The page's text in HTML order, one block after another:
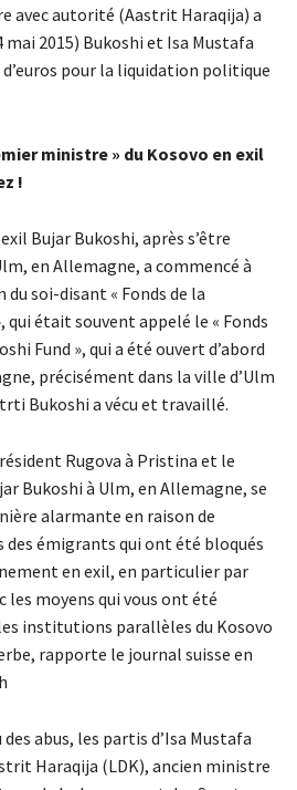
avec autorité (Aastrit Haraqija) a
2015) Bukoshi et Isa Mustafa
pour la liquidation politique
ministre » du Kosovo en exil
!
Bujar Bukoshi, après s’être
en Allemagne, a commencé à
soi-disant « Fonds de la
qui était souvent appelé le « Fonds
Fund », qui a été ouvert d’abord
précisément dans la ville d’Ulm
Bukoshi a vécu et travaillé.
Rugova à Pristina et le
Bukoshi à Ulm, en Allemagne, se
alarmante en raison de
des émigrants qui ont été bloqués
en exil, en particulier par
les moyens qui vous ont été
institutions parallèles du Kosovo
rapporte le journal suisse en
des abus, les partis d’Isa Mustafa
Haraqija (LDK), ancien ministre